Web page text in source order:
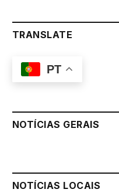
TRANSLATE
PT
NOTÍCIAS GERAIS
NOTÍCIAS LOCAIS